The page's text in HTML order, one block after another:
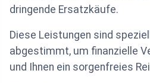
dringende Ersatzkäufe.
Diese Leistungen sind
abgestimmt, um finanzielle
und Ihnen ein sorgenfreies